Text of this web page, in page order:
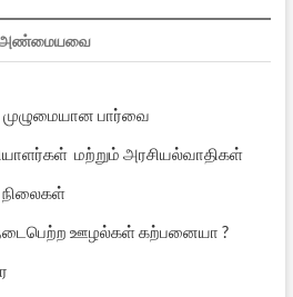
பார்வை
மற்றும் அரசியல்வாதிகள்
நிலைகள்
நடைபெற்ற ஊழல்கள் கற்பனையா ?